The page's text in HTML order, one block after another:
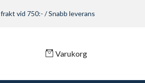
vid 750:- / Snabb leverans
Varukorg